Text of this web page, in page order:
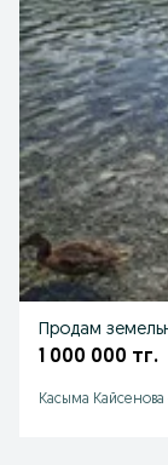
Продам
1 000 000 тг.
Касыма Кайсенова